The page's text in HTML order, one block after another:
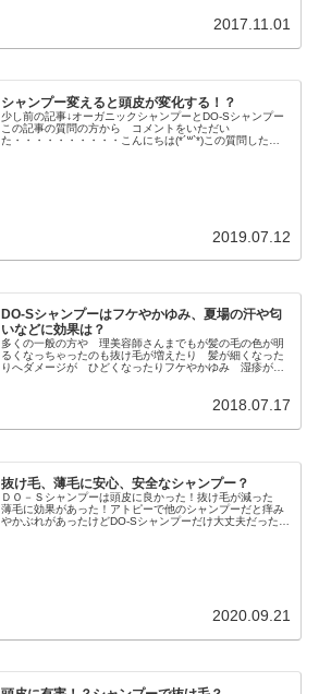
2017.11.01
シャンプー変えると頭皮が変化する！？
少し前の記事↓オーガニックシャンプーとDO-Sシャンプー
この記事の質問の方から コメントをいただい
た・・・・・・・・・・こんにちは(*´꒳`*)この質問した者
2019.07.12
DO-Sシャンプーはフケやかゆみ、夏場の汗や匂
いなどに効果は？
多くの一般の方や 理美容師さんまでもが髪の毛の色が明
るくなっちゃったのも抜け毛が増えたり 髪が細くなった
りへダメージが ひどくなったりフケやかゆみ 湿疹が出
2018.07.17
抜け毛、薄毛に安心、安全なシャンプー？
ＤＯ－Ｓシャンプーは頭皮に良かった！抜け毛が減った
薄毛に効果があった！アトピーで他のシャンプーだと痒み
やかぶれがあったけどDO-Sシャンプーだけ大丈夫だった！
2020.09.21